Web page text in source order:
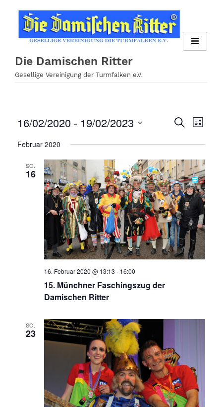
Inhalt
springen
Die Damischen Ritter
Gesellige Vereinigung der Turmfalken e.V.
Suche
und
Suche
Liste
16/02/2020 - 19/02/2023
wählen.
Februar 2020
SO.
16
16. Februar 2020 @ 13:13 - 16:00
15. Münchner Faschingszug der
Damischen Ritter
SO.
23